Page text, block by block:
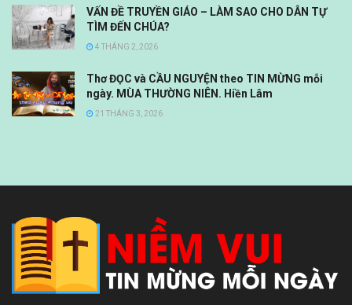
VẤN ĐỀ TRUYỀN GIÁO – LÀM SAO CHO DÂN TỰ
TÌM ĐẾN CHÚA?
4 THÁNG 2, 2026
Thơ ĐỌC và CẦU NGUYỆN theo TIN MỪNG mỗi
ngày. MÙA THƯỜNG NIÊN. Hiền Lâm
21 THÁNG 3, 2026